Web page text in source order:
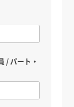
/ パート・